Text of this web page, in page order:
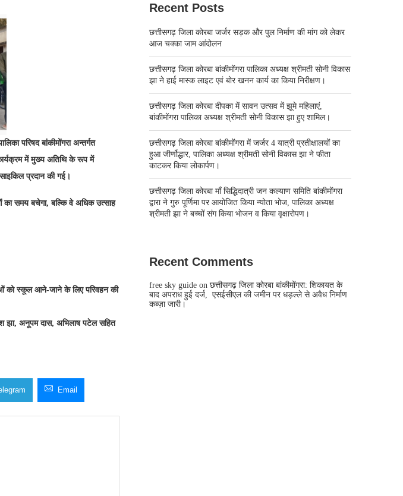
परिषद बांकीमोंगरा अन्तर्गत
में मुख्य अतिथि के रूप में
प्रदान की गई।
का समय बचेगा, बल्कि वे अधिक उत्साह
को स्कूल आने-जाने के लिए परिवहन की
झा, अनूपम दास, अभिलाष पटेल सहित
Email
Recent Posts
छत्तीसगढ़ जिला कोरबा जर्जर सड़क और पुल निर्माण की मांग को लेकर
आज चक्का जाम आंदोलन
छत्तीसगढ़ जिला कोरबा बांकीमोंगरा पालिका अध्यक्ष श्रीमती सोनी विकास
झा ने हाई मास्क लाइट एवं बोर खनन कार्य का किया निरीक्षण।
छत्तीसगढ़ जिला कोरबा दीपका में सावन उत्सव में झूमे महिलाएं,
बांकीमोंगरा पालिका अध्यक्ष श्रीमती सोनी विकास झा हुए शामिल।
छत्तीसगढ़ जिला कोरबा बांकीमोंगरा में जर्जर 4 यात्री प्रतीक्षालयों का
हुआ जीर्णोद्धार, पालिका अध्यक्ष श्रीमती सोनी विकास झा ने फीता
काटकर किया लोकार्पण।
छत्तीसगढ़ जिला कोरबा मॉं सिद्धिदात्री जन कल्याण समिति बांकीमोंगरा
द्वारा ने गुरु पूर्णिमा पर आयोजित किया न्योता भोज, पालिका अध्यक्ष
श्रीमती झा ने बच्चों संग किया भोजन व किया वृक्षारोपण।
Recent Comments
free sky guide on छत्तीसगढ़ जिला कोरबा बांकीमोंगरा: शिकायत के
बाद अपराध हुई दर्ज, एसईसीएल की जमीन पर धड़ल्ले से अवैध निर्माण
कब्ज़ा जारी।